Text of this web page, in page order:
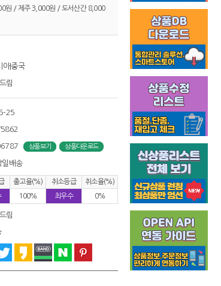
원 / 제주 3,000원 / 도서산간 8,000
아|중국
림
25
상품보기 상품다운로드
일배송
출고율(%) 취소등급
취소율(%)
100% 최우수 0%
림